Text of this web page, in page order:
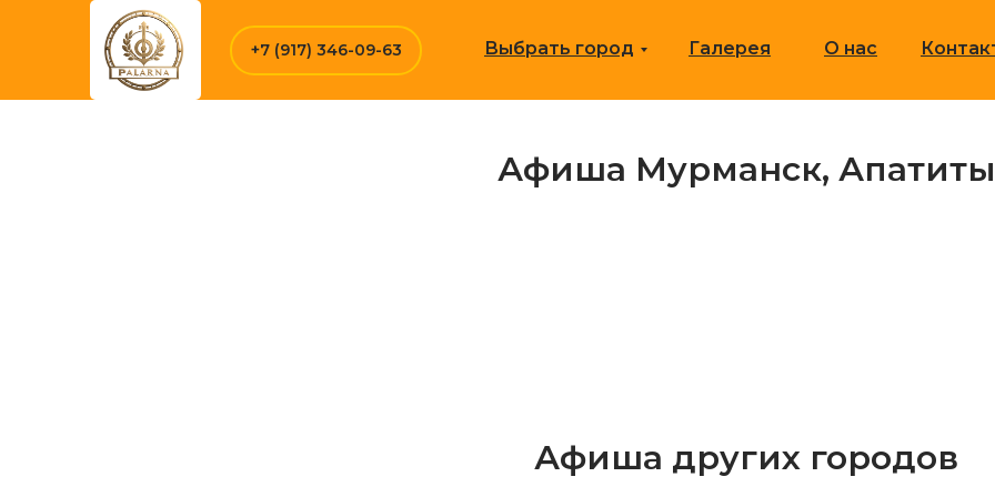
+7 (917) 346-09-63 Выбрать город Галерея О нас
Афиша Мурманск, Апатиты
Афиша других городов